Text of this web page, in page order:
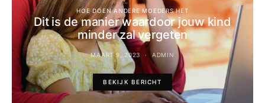
HOE DOEN ANDERE MOEDERS HET
Dit is de manier waardoor jouw kind
minder zal vergeten
MAART 9, 2023 ADMIN
BEKIJK BERICHT